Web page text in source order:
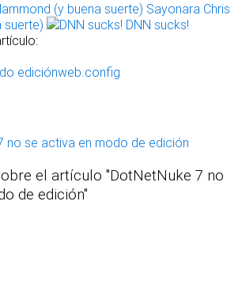
Sayonara Chris
suerte)
DNN sucks!
ediciónweb.config
no se activa en modo de edición
el artículo "DotNetNuke 7 no
de edición"